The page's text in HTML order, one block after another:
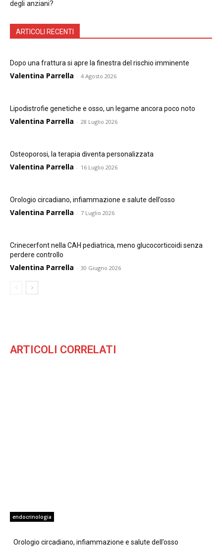
degli anziani?
ARTICOLI RECENTI
Dopo una frattura si apre la finestra del rischio imminente
Valentina Parrella - 4 Agosto 2026
Lipodistrofie genetiche e osso, un legame ancora poco noto
Valentina Parrella - 28 Luglio 2026
Osteoporosi, la terapia diventa personalizzata
Valentina Parrella - 16 Luglio 2026
Orologio circadiano, infiammazione e salute dell’osso
Valentina Parrella - 7 Luglio 2026
Crinecerfont nella CAH pediatrica, meno glucocorticoidi senza
perdere controllo
Valentina Parrella - 30 Giugno 2026
ARTICOLI CORRELATI
endocrinologia
Orologio circadiano, infiammazione e salute dell’osso